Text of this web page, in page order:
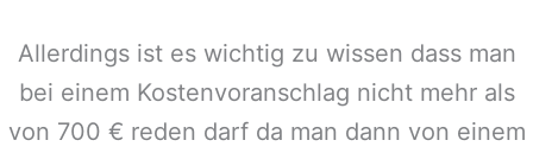
Allerdings ist es wichtig zu wissen dass man
bei einem Kostenvoranschlag nicht mehr als
von 700 € reden darf da man dann von einem